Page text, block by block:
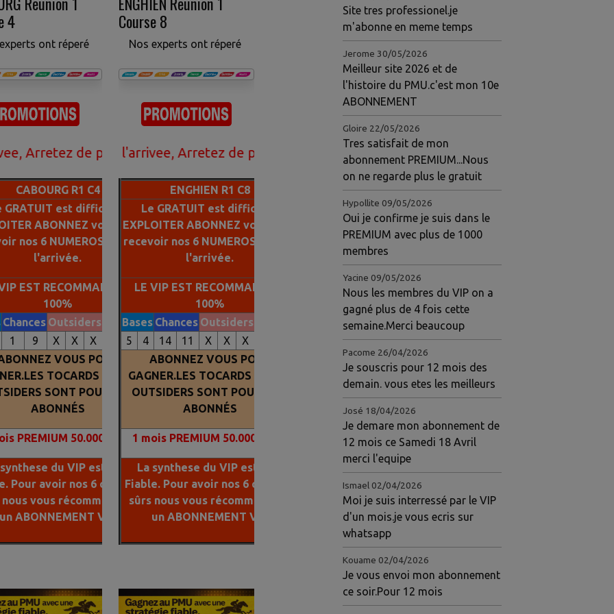
4
ont réperé
de perdre votre argent avec le gratuit rejoignez notre VIP pour gagner vos courses et
CABOURG R1 C4
GRATUIT est difficile a
ABONNEZ vous pour
nos 6 NUMEROS 100% a
l'arrivée.
EST RECOMMANDE A
100%
Chances Outsiders
Tocards
1 9 X X X
X
VOUS POUR
TOCARDS ET LES
SONT POUR NOS
ABONNÉS
PREMIUM 50.000 FCFA
du VIP est plus
Pour avoir nos 6 chevaux
nous vous récommandons
un ABONNEMENT VIP
Course 8
Nos experts ont réperé
de faire l'arrivee, Arretez de perdre votre argent avec le gratuit rejoignez notre VIP pour
ENGHIEN R1 C8
Le GRATUIT est difficile a
EXPLOITER ABONNEZ vous pour
recevoir nos 6 NUMEROS 100% a
l'arrivée.
LE VIP EST RECOMMANDE A
100%
Bases Chances Outsiders
5
4 14 11 X X X
ABONNEZ VOUS POUR
GAGNER.LES TOCARDS ET LES
OUTSIDERS SONT POUR NOS
ABONNÉS
1 mois PREMIUM 50.000 FCFA
La synthese du VIP est plus
Fiable. Pour avoir nos 6 chevaux
sûrs nous vous récommandons
un ABONNEMENT VIP
Site tres professionel.je
m'abonne en meme temps
Jerome 30/05/2026
Meilleur site 2026 et de
l'histoire du PMU.c'est mon 10e
ABONNEMENT
Gloire 22/05/2026
Tres satisfait de mon
abonnement PREMIUM...Nous
on ne regarde plus le gratuit
Hypollite 09/05/2026
Oui je confirme je suis dans le
PREMIUM avec plus de 1000
membres
Yacine 09/05/2026
Nous les membres du VIP on a
gagné plus de 4 fois cette
semaine.Merci beaucoup
Pacome 26/04/2026
Je souscris pour 12 mois des
demain. vous etes les meilleurs
José 18/04/2026
Je demare mon abonnement de
12 mois ce Samedi 18 Avril
merci l'equipe
Ismael 02/04/2026
Moi je suis interressé par le VIP
d'un mois.je vous ecris sur
whatsapp
Kouame 02/04/2026
Je vous envoi mon abonnement
ce soir.Pour 12 mois